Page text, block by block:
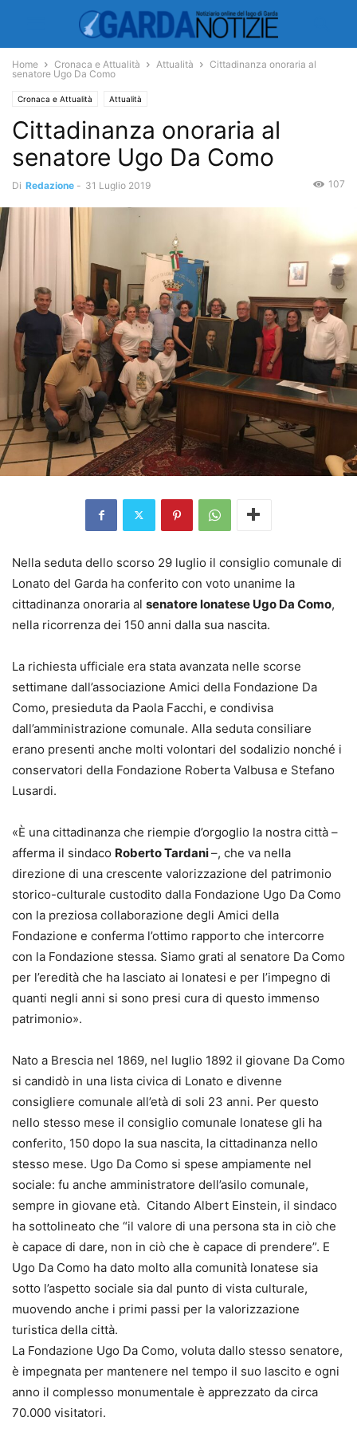
Home Cronaca e Attualità Attualità
Cittadinanza onoraria al
senatore Ugo Da Como
Cronaca e Attualità Attualità
Cittadinanza onoraria al
senatore Ugo Da Como
Di Redazione - 31 Luglio 2019 107
Nella seduta dello scorso 29 luglio il consiglio comunale di
Lonato del Garda ha conferito con voto unanime la
cittadinanza onoraria al senatore lonatese Ugo Da Como,
nella ricorrenza dei 150 anni dalla sua nascita.
La richiesta ufficiale era stata avanzata nelle scorse
settimane dall’associazione Amici della Fondazione Da
Como, presieduta da Paola Facchi, e condivisa
dall’amministrazione comunale. Alla seduta consiliare
erano presenti anche molti volontari del sodalizio nonché i
conservatori della Fondazione Roberta Valbusa e Stefano
Lusardi.
«È una cittadinanza che riempie d’orgoglio la nostra città –
afferma il sindaco Roberto Tardani–, che va nella
direzione di una crescente valorizzazione del patrimonio
storico-culturale custodito dalla Fondazione Ugo Da Como
con la preziosa collaborazione degli Amici della
Fondazione e conferma l’ottimo rapporto che intercorre
con la Fondazione stessa. Siamo grati al senatore Da Como
per l’eredità che ha lasciato ai lonatesi e per l’impegno di
quanti negli anni si sono presi cura di questo immenso
patrimonio».
Nato a Brescia nel 1869, nel luglio 1892 il giovane Da Como
si candidò in una lista civica di Lonato e divenne
consigliere comunale all’età di soli 23 anni. Per questo
nello stesso mese il consiglio comunale lonatese gli ha
conferito, 150 dopo la sua nascita, la cittadinanza nello
stesso mese. Ugo Da Como si spese ampiamente nel
sociale: fu anche amministratore dell’asilo comunale,
sempre in giovane età. Citando Albert Einstein, il sindaco
ha sottolineato che “il valore di una persona sta in ciò che
è capace di dare, non in ciò che è capace di prendere”. E
Ugo Da Como ha dato molto alla comunità lonatese sia
sotto l’aspetto sociale sia dal punto di vista culturale,
muovendo anche i primi passi per la valorizzazione
turistica della città.
La Fondazione Ugo Da Como, voluta dallo stesso senatore,
è impegnata per mantenere nel tempo il suo lascito e ogni
anno il complesso monumentale è apprezzato da circa
70.000 visitatori.